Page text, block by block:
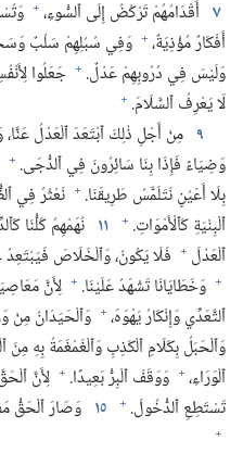
٧ أَقْدَامُهُمْ تَرْكُضُ إِلَى ٱلسُّوءِ،‏ +
أَفْكَارٌ مُؤْذِيَةٌ،‏ + وَفِي سُبُلِهِمْ سَلْبٌ
وَلَيْسَ فِي دُرُوبِهِمْ عَدْلٌ.‏ + جَعَلُوا
لَا يَعْرِفُ ٱلسَّلَامَ.‏ +
٩ مِنْ أَجْلِ ذٰلِكَ ٱبْتَعَدَ ٱلْعَدْلُ عَنَّا،‏
وَضِيَاءً فَإِذَا بِنَا سَائِرُونَ فِي ٱلدُّجَى.‏ +
بِلَا أَعْيُنٍ نَتَلَمَّسُ طَرِيقَنَا.‏ + نَعْثُرُ فِي
ٱلْبِنْيَةِ كَٱلْأَمْوَاتِ.‏ + ١١ نُهَمْهِمُ كُلُّنَا
ٱلْعَدْلَ + فَلَا يَكُونُ،‏ وَٱلْخَلَاصَ فَيَبْتَعِدُ
+ وَخَطَايَانَا تَشْهَدُ عَلَيْنَا.‏ + لِأَنَّ
ٱلتَّعَدِّي وَإِنْكَارُ يَهْوَهَ،‏ + وَٱلْحَيَدَانُ مِنْ
وَٱلْحَبَلُ بِكَلَامِ ٱلْكَذِبِ وَٱلْغَمْغَمَةُ بِهِ مِنَ
ٱلْوَرَاءِ،‏ + وَوَقَفَ ٱلْبِرُّ بَعِيدًا.‏ + لِأَنَّ
تَسْتَطِعِ ٱلدُّخُولَ.‏ + ١٥ وَصَارَ ٱلْحَقُّ
+